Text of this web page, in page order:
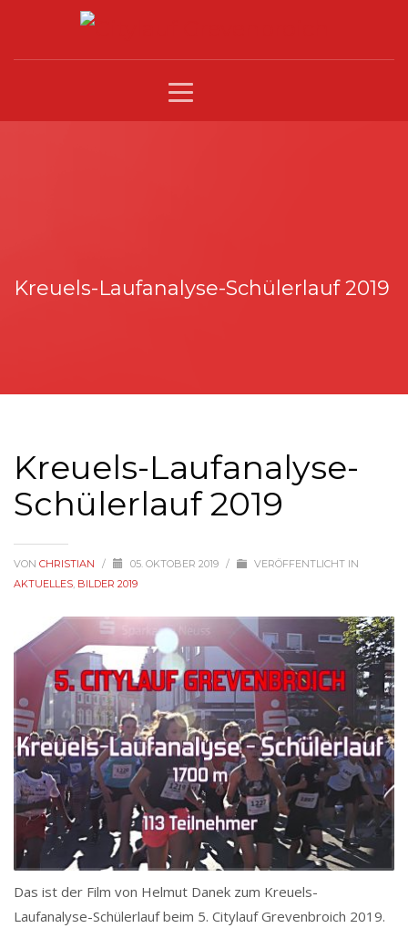
Kreuels-Laufanalyse-Schülerlauf 2019
Kreuels-Laufanalyse-
Schülerlauf 2019
VON CHRISTIAN / 05. OKTOBER 2019 /
VERÖFFENTLICHT IN
AKTUELLES, BILDER 2019
Das ist der Film von Helmut Danek zum Kreuels-
Laufanalyse-Schülerlauf beim 5. Citylauf Grevenbroich 2019.